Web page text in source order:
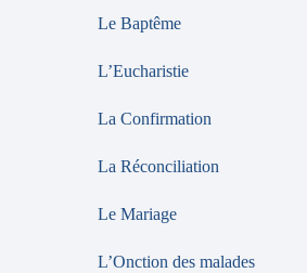
Le Baptême
L’Eucharistie
La Confirmation
La Réconciliation
Le Mariage
L’Onction des malades